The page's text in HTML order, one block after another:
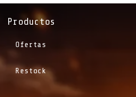
Productos
Ofertas
Restock